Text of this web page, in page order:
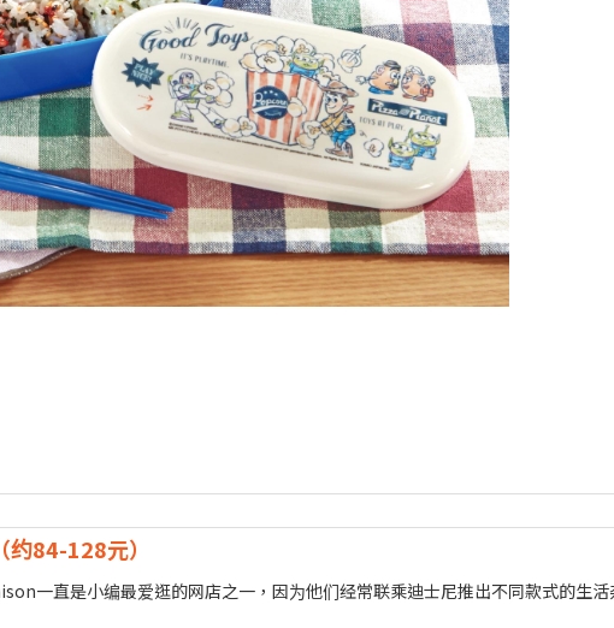
84-128元）
一直是小编最爱逛的网店之一，因为他们经常联乘迪士尼推出不同款式的生